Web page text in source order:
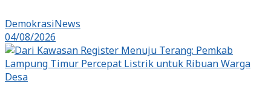
DemokrasiNews
04/08/2026
Desa